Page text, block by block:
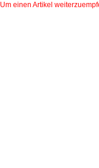
Um einen Artikel